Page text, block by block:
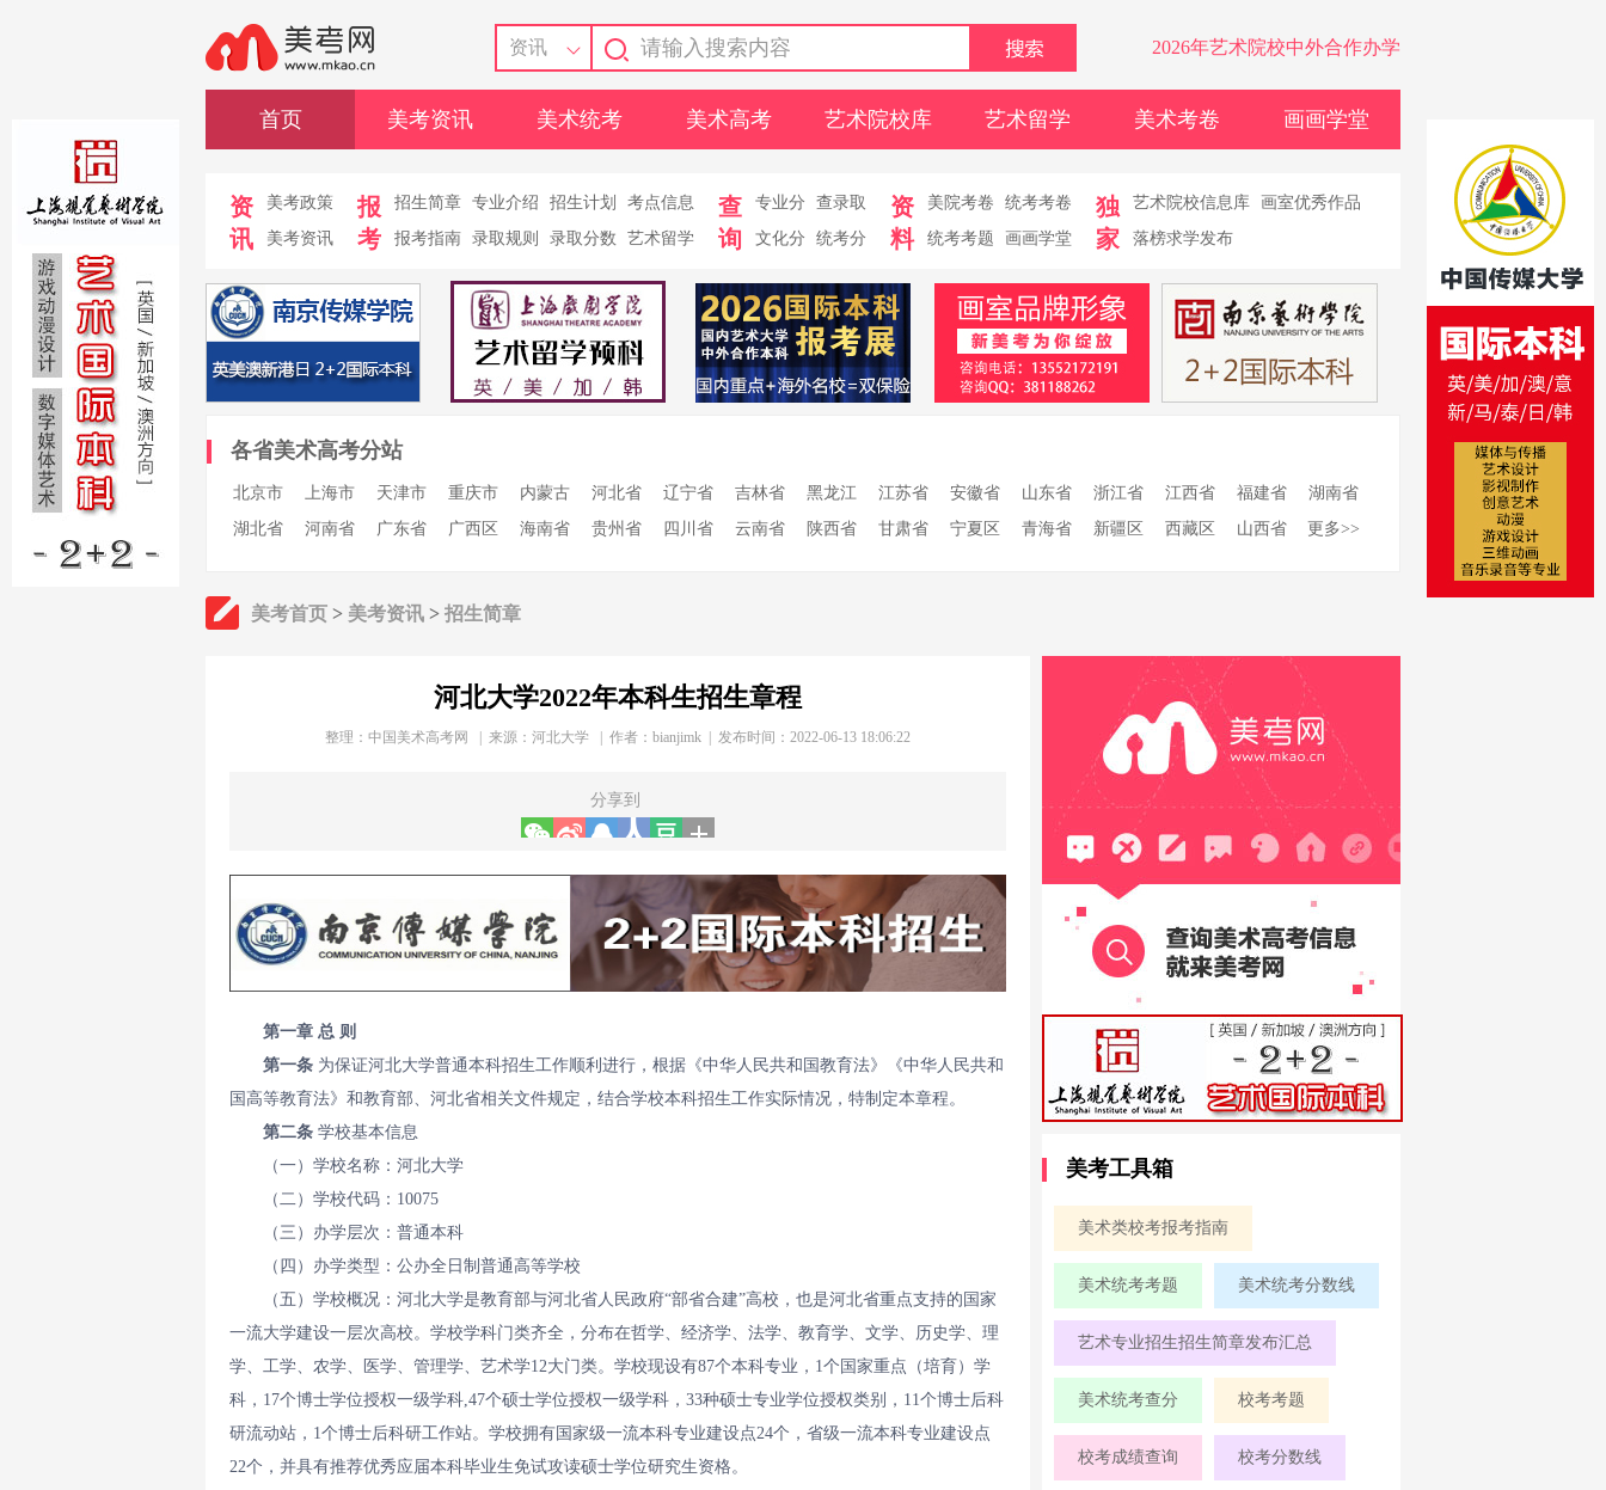
资讯 2026年艺术院校中外合作办学
首页 美考资讯 美术统考 美术高考 艺术院校库 艺术留学 美术考卷 画画学堂
资
讯
美考政策
美考资讯
报
考
招生简章 专业介绍 招生计划
考点信息
报考指南 录取规则 录取分数 艺术留学
查
询
专业分
查录取
文化分
统考分
资
料
美院考卷
统考考卷
统考考题
画画学堂
独
家
艺术院校信息库
画室优秀作品
落榜求学发布
各省美术高考分站
北京市 上海市 天津市 重庆市 内蒙古 河北省 辽宁省 吉林省 黑龙江 江苏省 安徽省 山东省 浙江省 江西省 福建省
湖南省
湖北省
河南省 广东省 广西区 海南省 贵州省 四川省 云南省 陕西省 甘肃省 宁夏区 青海省 新疆区 西藏区 山西省 更多>>
美考首页 > 美考资讯 > 招生简章
河北大学2022年本科生招生章程
整理： 中国美术高考网 | 来源：河北大学 | 作者： bianjimk | 发布时间：2022-06-13 18:06:22
分享到
第一章 总 则
第一条 为保证河北大学普通本科招生工作顺利进行，根据《中华人民共和国教育法》《中华人民共和
国高等教育法》和教育部、河北省相关文件规定，结合学校本科招生工作实际情况，特制定本章程。
第二条 学校基本信息
（一）学校名称：河北大学
（二）学校代码：10075
（三）办学层次：普通本科
（四）办学类型：公办全日制普通高等学校
（五）学校概况：河北大学是教育部与河北省人民政府“部省合建”高校，也是河北省重点支持的国家
一流大学建设一层次高校。学校学科门类齐全，分布在哲学、经济学、法学、教育学、文学、历史学、理
学、工学、农学、医学、管理学、艺术学12大门类。学校现设有87个本科专业，1个国家重点（培育）学
科，17个博士学位授权一级学科,47个硕士学位授权一级学科，33种硕士专业学位授权类别，11个博士后科
研流动站，1个博士后科研工作站。学校拥有国家级一流本科专业建设点24个，省级一流本科专业建设点
22个，并具有推荐优秀应届本科毕业生免试攻读硕士学位研究生资格。
美考工具箱
美术类校考报考指南
美术统考考题 美术统考分数线
艺术专业招生招生简章发布汇总
美术统考查分 校考考题
校考成绩查询 校考分数线